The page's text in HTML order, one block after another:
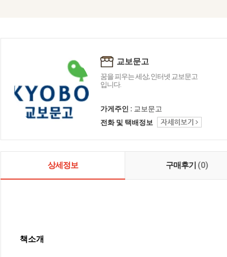
교보문고
꿈을 피우는 세상, 인터넷 교보문고
입니다.
가게주인 : 교보문고
전화 및 택배정보
상세정보 구매후기 (0)
책소개